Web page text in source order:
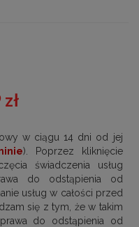
w ciągu 14 dni od jej
). Poprzez kliknięcie
świadczenia usług
do odstąpienia od
usług w całości przed
się z tym, że w takim
do odstąpienia od